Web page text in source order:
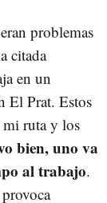
problemas
citada
en un
El Prat. Estos
mi ruta y los
bien, uno va
al trabajo.